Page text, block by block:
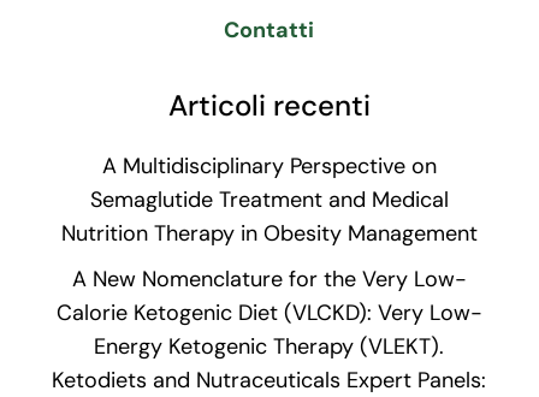
Contatti
Articoli recenti
A Multidisciplinary Perspective on
Semaglutide Treatment and Medical
Nutrition Therapy in Obesity Management
A New Nomenclature for the Very Low-
Calorie Ketogenic Diet (VLCKD): Very Low-
Energy Ketogenic Therapy (VLEKT).
Ketodiets and Nutraceuticals Expert Panels: